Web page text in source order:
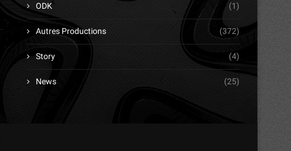
ODK (1)
Autres Productions (372)
Story (4)
News (25)